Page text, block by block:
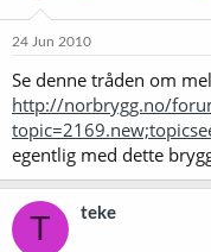
24 Jun 2010
Se denne tråden om
http://norbrygg.no/
egentlig med dette
T teke